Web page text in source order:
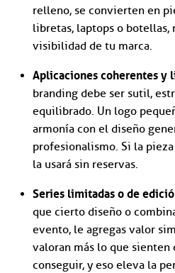
relleno, se convierten en
libretas, laptops o
visibilidad de tu marca.
Aplicaciones coherentes y
branding debe ser sutil,
equilibrado. Un logo
armonía con el diseño
profesionalismo. Si la
la usará sin reservas.
Series limitadas o de
que cierto diseño o
evento, le agregas valor
valoran más lo que
conseguir, y eso eleva la